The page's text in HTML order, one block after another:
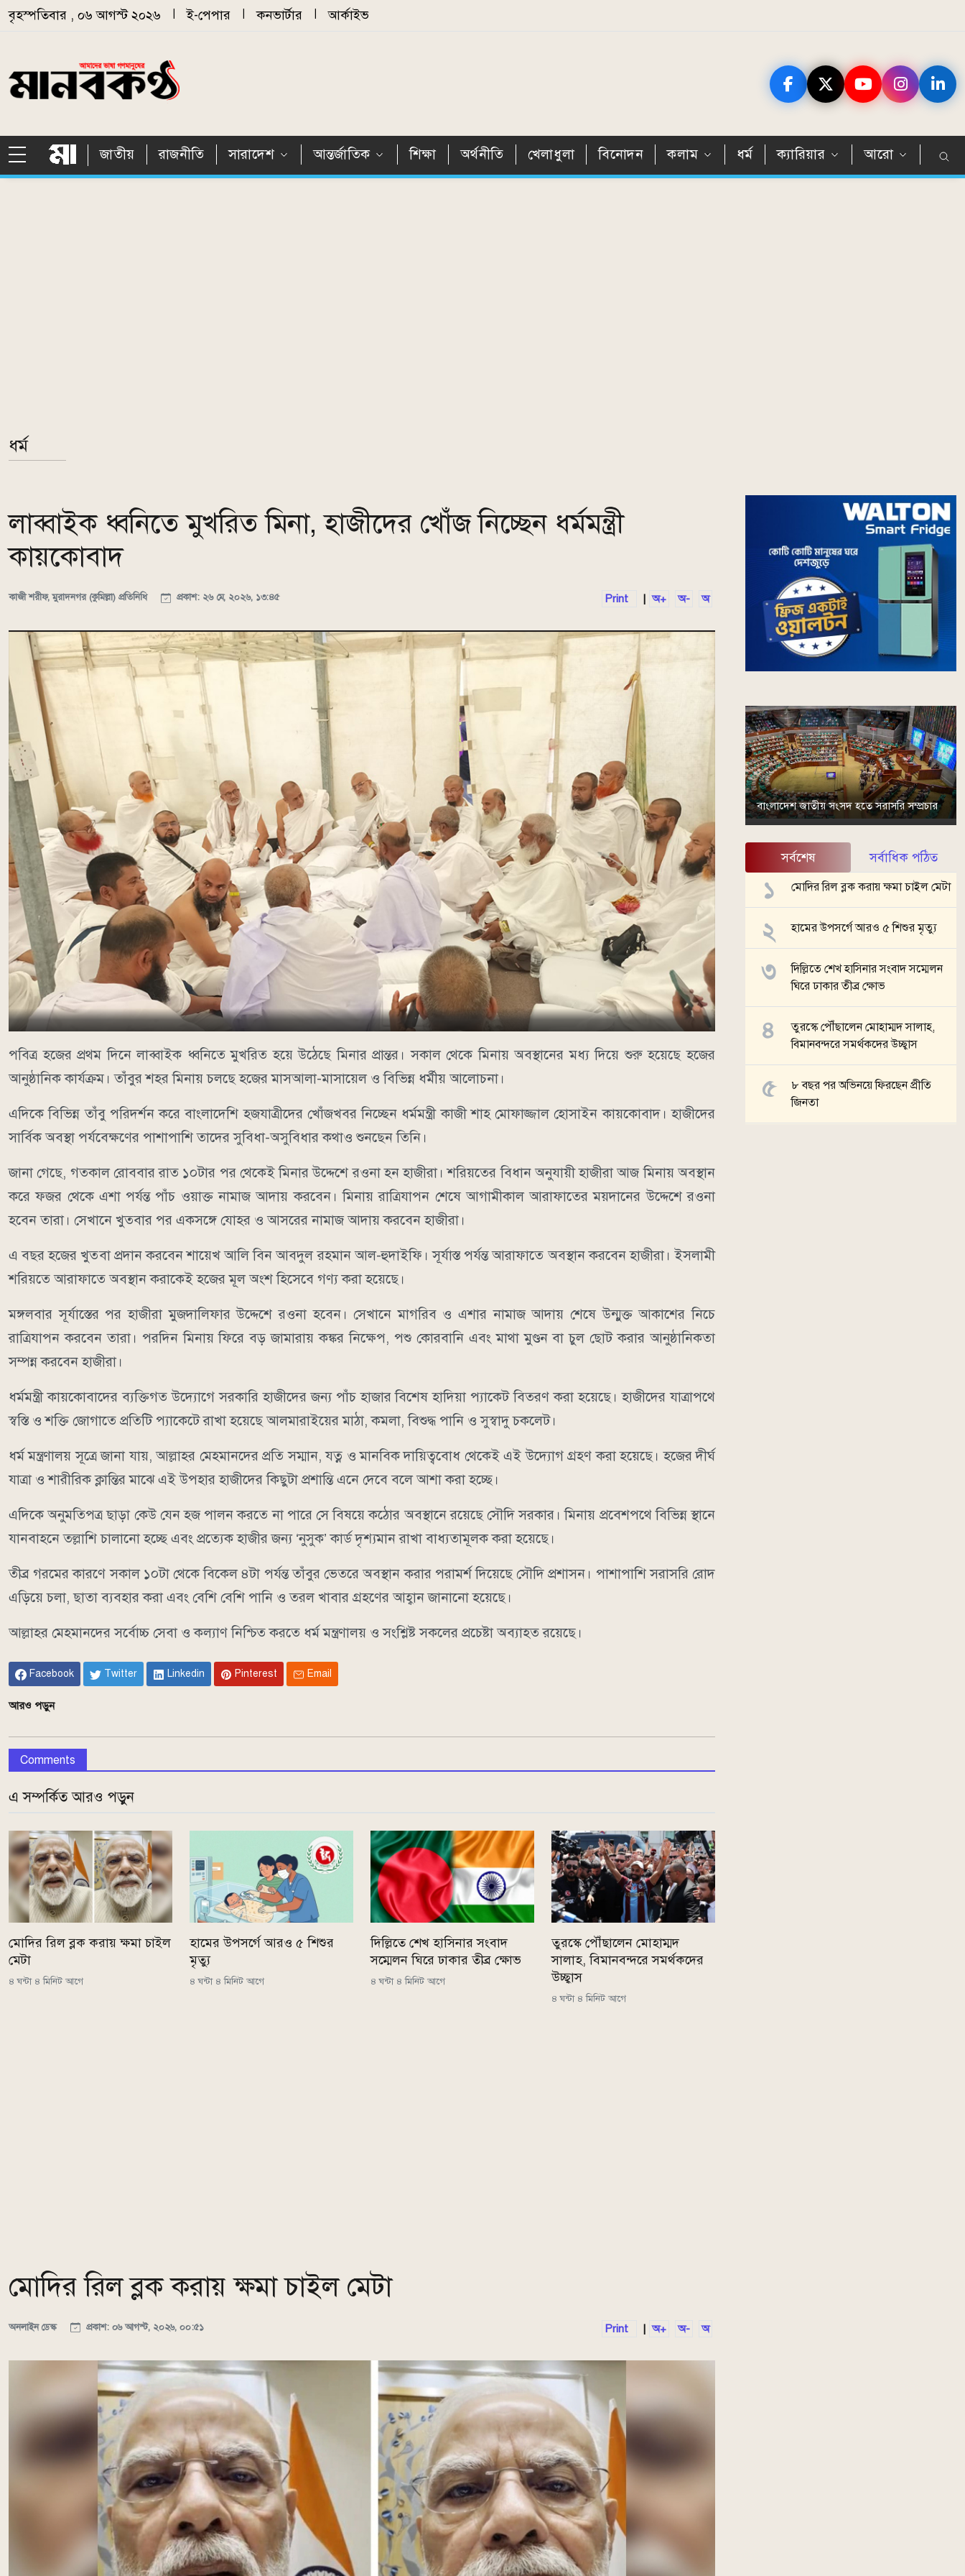
Skip to main content
বৃহস্পতিবার , ০৬ আগস্ট ২০২৬ ই-পেপার কনভার্টার আর্কাইভ
জাতীয় রাজনীতি সারাদেশ আন্তর্জাতিক শিক্ষা অর্থনীতি খেলাধুলা বিনোদন কলাম ধর্ম ক্যারিয়ার আরো
ধর্ম
লাব্বাইক ধ্বনিতে মুখরিত মিনা, হাজীদের খোঁজ নিচ্ছেন ধর্মমন্ত্রী
কায়কোবাদ
কাজী শরীফ, মুরাদনগর (কুমিল্লা) প্রতিনিধি প্রকাশ: ২৬ মে, ২০২৬, ১৩:৪৫ Print অ+ অ- অ
পবিত্র হজের প্রথম দিনে লাব্বাইক ধ্বনিতে মুখরিত হয়ে উঠেছে মিনার প্রান্তর। সকাল থেকে মিনায় অবস্থানের মধ্য দিয়ে শুরু হয়েছে হজের
আনুষ্ঠানিক কার্যক্রম। তাঁবুর শহর মিনায় চলছে হজের মাসআলা-মাসায়েল ও বিভিন্ন ধর্মীয় আলোচনা।
এদিকে বিভিন্ন তাঁবু পরিদর্শন করে বাংলাদেশি হজযাত্রীদের খোঁজখবর নিচ্ছেন ধর্মমন্ত্রী কাজী শাহ মোফাজ্জাল হোসাইন কায়কোবাদ। হাজীদের
সার্বিক অবস্থা পর্যবেক্ষণের পাশাপাশি তাদের সুবিধা-অসুবিধার কথাও শুনছেন তিনি।
জানা গেছে, গতকাল রোববার রাত ১০টার পর থেকেই মিনার উদ্দেশে রওনা হন হাজীরা। শরিয়তের বিধান অনুযায়ী হাজীরা আজ মিনায় অবস্থান
করে ফজর থেকে এশা পর্যন্ত পাঁচ ওয়াক্ত নামাজ আদায় করবেন। মিনায় রাত্রিযাপন শেষে আগামীকাল আরাফাতের ময়দানের উদ্দেশে রওনা
হবেন তারা। সেখানে খুতবার পর একসঙ্গে যোহর ও আসরের নামাজ আদায় করবেন হাজীরা।
এ বছর হজের খুতবা প্রদান করবেন শায়েখ আলি বিন আবদুল রহমান আল-হুদাইফি। সূর্যাস্ত পর্যন্ত আরাফাতে অবস্থান করবেন হাজীরা। ইসলামী
শরিয়তে আরাফাতে অবস্থান করাকেই হজের মূল অংশ হিসেবে গণ্য করা হয়েছে।
মঙ্গলবার সূর্যাস্তের পর হাজীরা মুজদালিফার উদ্দেশে রওনা হবেন। সেখানে মাগরিব ও এশার নামাজ আদায় শেষে উন্মুক্ত আকাশের নিচে
রাত্রিযাপন করবেন তারা। পরদিন মিনায় ফিরে বড় জামারায় কঙ্কর নিক্ষেপ, পশু কোরবানি এবং মাথা মুণ্ডন বা চুল ছোট করার আনুষ্ঠানিকতা
সম্পন্ন করবেন হাজীরা।
ধর্মমন্ত্রী কায়কোবাদের ব্যক্তিগত উদ্যোগে সরকারি হাজীদের জন্য পাঁচ হাজার বিশেষ হাদিয়া প্যাকেট বিতরণ করা হয়েছে। হাজীদের যাত্রাপথে
স্বস্তি ও শক্তি জোগাতে প্রতিটি প্যাকেটে রাখা হয়েছে আলমারাইয়ের মাঠা, কমলা, বিশুদ্ধ পানি ও সুস্বাদু চকলেট।
ধর্ম মন্ত্রণালয় সূত্রে জানা যায়, আল্লাহর মেহমানদের প্রতি সম্মান, যত্ন ও মানবিক দায়িত্ববোধ থেকেই এই উদ্যোগ গ্রহণ করা হয়েছে। হজের দীর্ঘ
যাত্রা ও শারীরিক ক্লান্তির মাঝে এই উপহার হাজীদের কিছুটা প্রশান্তি এনে দেবে বলে আশা করা হচ্ছে।
এদিকে অনুমতিপত্র ছাড়া কেউ যেন হজ পালন করতে না পারে সে বিষয়ে কঠোর অবস্থানে রয়েছে সৌদি সরকার। মিনায় প্রবেশপথে বিভিন্ন স্থানে
যানবাহনে তল্লাশি চালানো হচ্ছে এবং প্রত্যেক হাজীর জন্য ‘নুসুক’ কার্ড দৃশ্যমান রাখা বাধ্যতামূলক করা হয়েছে।
তীব্র গরমের কারণে সকাল ১০টা থেকে বিকেল ৪টা পর্যন্ত তাঁবুর ভেতরে অবস্থান করার পরামর্শ দিয়েছে সৌদি প্রশাসন। পাশাপাশি সরাসরি রোদ
এড়িয়ে চলা, ছাতা ব্যবহার করা এবং বেশি বেশি পানি ও তরল খাবার গ্রহণের আহ্বান জানানো হয়েছে।
আল্লাহর মেহমানদের সর্বোচ্চ সেবা ও কল্যাণ নিশ্চিত করতে ধর্ম মন্ত্রণালয় ও সংশ্লিষ্ট সকলের প্রচেষ্টা অব্যাহত রয়েছে।
Facebook Twitter Linkedin Pinterest Email
আরও পড়ুন
Comments
এ সম্পর্কিত আরও পড়ুন
মোদির রিল ব্লক করায় ক্ষমা চাইল
মেটা
৪ ঘন্টা ৪ মিনিট আগে
হামের উপসর্গে আরও ৫ শিশুর
মৃত্যু
৪ ঘন্টা ৪ মিনিট আগে
দিল্লিতে শেখ হাসিনার সংবাদ
সম্মেলন ঘিরে ঢাকার তীব্র ক্ষোভ
৪ ঘন্টা ৪ মিনিট আগে
তুরস্কে পৌঁছালেন মোহাম্মদ
সালাহ, বিমানবন্দরে সমর্থকদের
উচ্ছ্বাস
৪ ঘন্টা ৪ মিনিট আগে
মোদির রিল ব্লক করায় ক্ষমা চাইল মেটা
অনলাইন ডেস্ক প্রকাশ: ০৬ আগস্ট, ২০২৬, ০০:৫১ Print | অ+ অ- অ
বাংলাদেশ জাতীয় সংসদ হতে সরাসরি সম্প্রচার
সর্বশেষ সর্বাধিক পঠিত
মোদির রিল ব্লক করায় ক্ষমা চাইল মেটা
হামের উপসর্গে আরও ৫ শিশুর মৃত্যু
দিল্লিতে শেখ হাসিনার সংবাদ সম্মেলন
ঘিরে ঢাকার তীব্র ক্ষোভ
তুরস্কে পৌঁছালেন মোহাম্মদ সালাহ,
বিমানবন্দরে সমর্থকদের উচ্ছ্বাস
৮ বছর পর অভিনয়ে ফিরছেন প্রীতি
জিনতা